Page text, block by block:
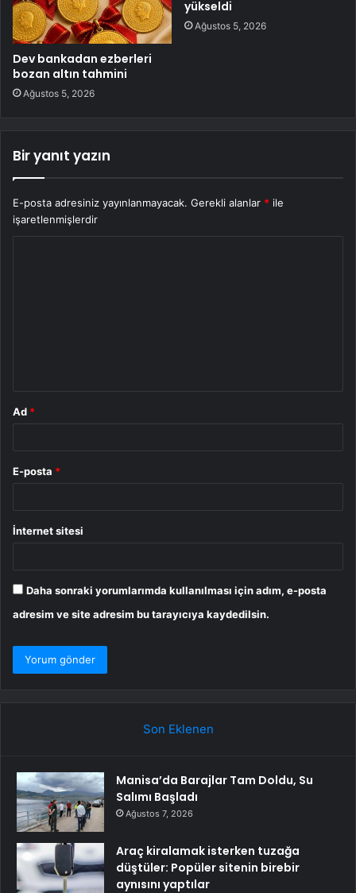
Dev bankadan ezberleri
bozan altın tahmini
Ağustos 5, 2026
yükseldi
Ağustos 5, 2026
Bir yanıt yazın
E-posta adresiniz yayınlanmayacak. Gerekli alanlar * ile
işaretlenmişlerdir
Ad *
E-posta *
İnternet sitesi
Daha sonraki yorumlarımda kullanılması için adım, e-posta
adresim ve site adresim bu tarayıcıya kaydedilsin.
Son Eklenen
Manisa’da Barajlar Tam Doldu, Su
Salımı Başladı
Ağustos 7, 2026
Araç kiralamak isterken tuzağa
düştüler: Popüler sitenin birebir
aynısını yaptılar